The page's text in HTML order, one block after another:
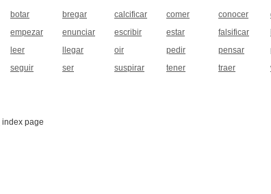
botar bregar calcificar comer conocer
empezar enunciar escribir estar falsificar
leer llegar oir pedir pensar
seguir ser suspirar tener traer
index page